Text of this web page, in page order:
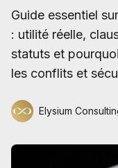
Guide essentiel
: utilité réelle,
statuts et
les conflits et
Elysium